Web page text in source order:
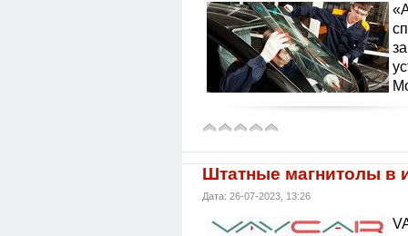
Штатные магнитолы в
Дата: 26-07-2023, 13:26